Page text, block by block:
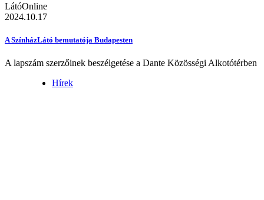
LátóOnline
2024.10.17
A SzínházLátó bemutatója Budapesten
A lapszám szerzőinek beszélgetése a Dante Közösségi Alkotótérben
Hírek